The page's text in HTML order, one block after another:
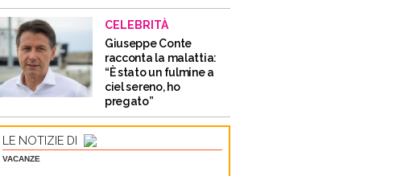
CELEBRITÀ
Giuseppe Conte
racconta la malattia:
“È stato un fulmine a
ciel sereno, ho
pregato”
LE NOTIZIE DI
VACANZE